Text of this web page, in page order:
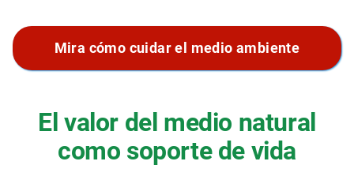
Mira cómo cuidar el medio ambiente
El valor del medio natural
como soporte de vida